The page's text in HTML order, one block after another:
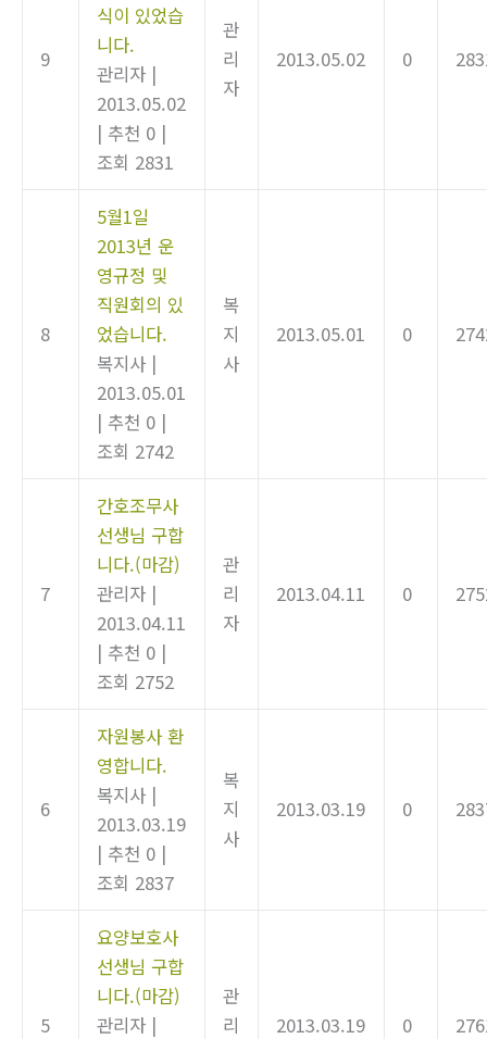
9
식이 있었습
니다.
관리자 |
2013.05.02
| 추천 0 |
조회 2831
관
리
자
2013.05.02 0
8
5월1일
2013년 운
영규정 및
직원회의 있
었습니다.
복지사 |
2013.05.01
| 추천 0 |
조회 2742
복
지
사
2013.05.01 0
7
간호조무사
선생님 구합
니다.(마감)
관리자 |
2013.04.11
| 추천 0 |
조회 2752
관
리
자
2013.04.11 0
6
자원봉사 환
영합니다.
복지사 |
2013.03.19
| 추천 0 |
조회 2837
복
지
사
2013.03.19 0
5
요양보호사
선생님 구합
니다.(마감)
관리자 |
관
리
2013.03.19 0